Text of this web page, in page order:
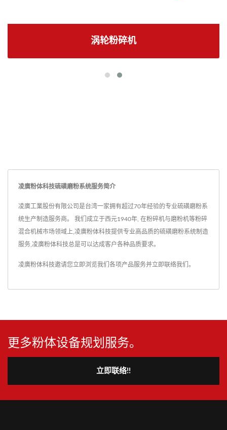
涡轮粉碎机
凌廣粉体科技硫磺磨粉系统服务简介
凌廣工業股份有限公司是台湾一家拥有超过70年经验的专业硫磺磨粉系
统生产制造服务商。 我们成立于西元1940年, 在粉碎机与磨粉机等粉碎
混合机械市场领域上,凌廣粉体科技提供专业高品质的硫磺磨粉系统制造
服务,凌廣粉体科技总是可以达成客户各种品质要求。
凌廣粉体科技邀请您立即浏览我们各项产品服务并立即联络我们 。
更多粉体设备规划服务。
立即联络!!